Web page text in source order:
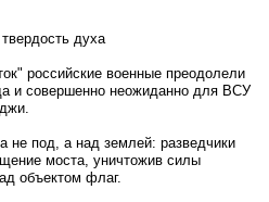
духа
российские военные преодолели
и совершенно неожиданно для ВСУ
не под, а над землей: разведчики
моста, уничтожив силы
объектом флаг.